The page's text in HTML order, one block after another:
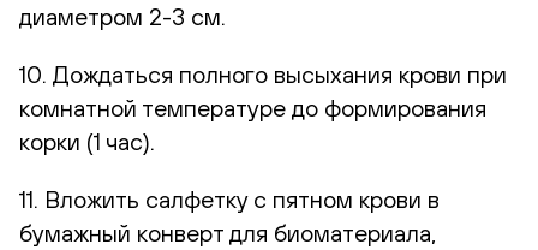
диаметром 2-3 см.
10. Дождаться полного высыхания крови при
комнатной температуре до формирования
корки (1 час).
11. Вложить салфетку с пятном крови в
бумажный конверт для биоматериала,